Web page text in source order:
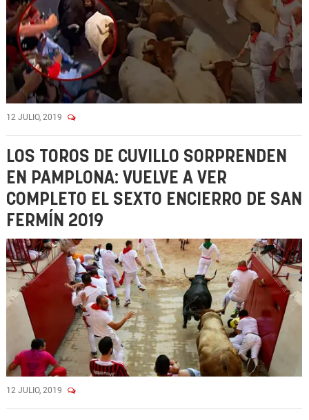
12 JULIO, 2019
LOS TOROS DE CUVILLO SORPRENDEN
EN PAMPLONA: VUELVE A VER
COMPLETO EL SEXTO ENCIERRO DE SAN
FERMÍN 2019
12 JULIO, 2019